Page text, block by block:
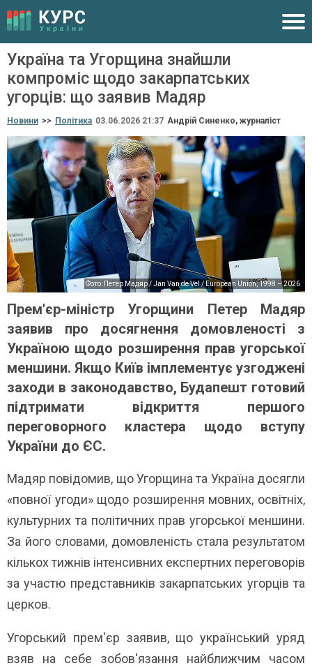
Україна та Угорщина знайшли
компроміс щодо закарпатських
угорців: що заявив Мадяр
Новини >> Політика 03.06.2026 21:37 Андрiй Синенко, журналіст
Фото: Петер Мадяр / Jan Van de Vel / European Union, 1998 – 2026
Прем'єр-міністр Угорщини Петер Мадяр
заявив про досягнення домовленості з
Україною щодо розширення прав угорської
меншини. Якщо Київ імплементує узгоджені
заходи в законодавство, Будапешт готовий
підтримати відкриття першого
переговорного кластера щодо вступу
України до ЄС.
Мадяр повідомив, що Угорщина та Україна досягли
«повної угоди» щодо розширення мовних, освітніх,
культурних та політичних прав угорської меншини.
За його словами, домовленість стала результатом
кількох тижнів інтенсивних експертних переговорів
за участю представників закарпатських угорців та
церков.
Угорський прем'єр заявив, що український уряд
взяв на себе зобов'язання найближчим часом